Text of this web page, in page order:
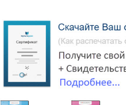
у вас всё было прекрасно.
убеждению, проблемы в отношениях
Хавать, мириться, глотать
даже рассказать, что знаешь
прекрасно, они в долгих
ты не найдёшь ни слова, о том, что
семьи. Может)). Но какой там будет
Покой и уют? Безусловно, нет. Но
от своих переживаний удовольствие –